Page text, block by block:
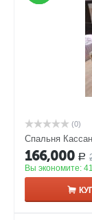
(0)
Спальня
166,000 Р
Вы экономите: